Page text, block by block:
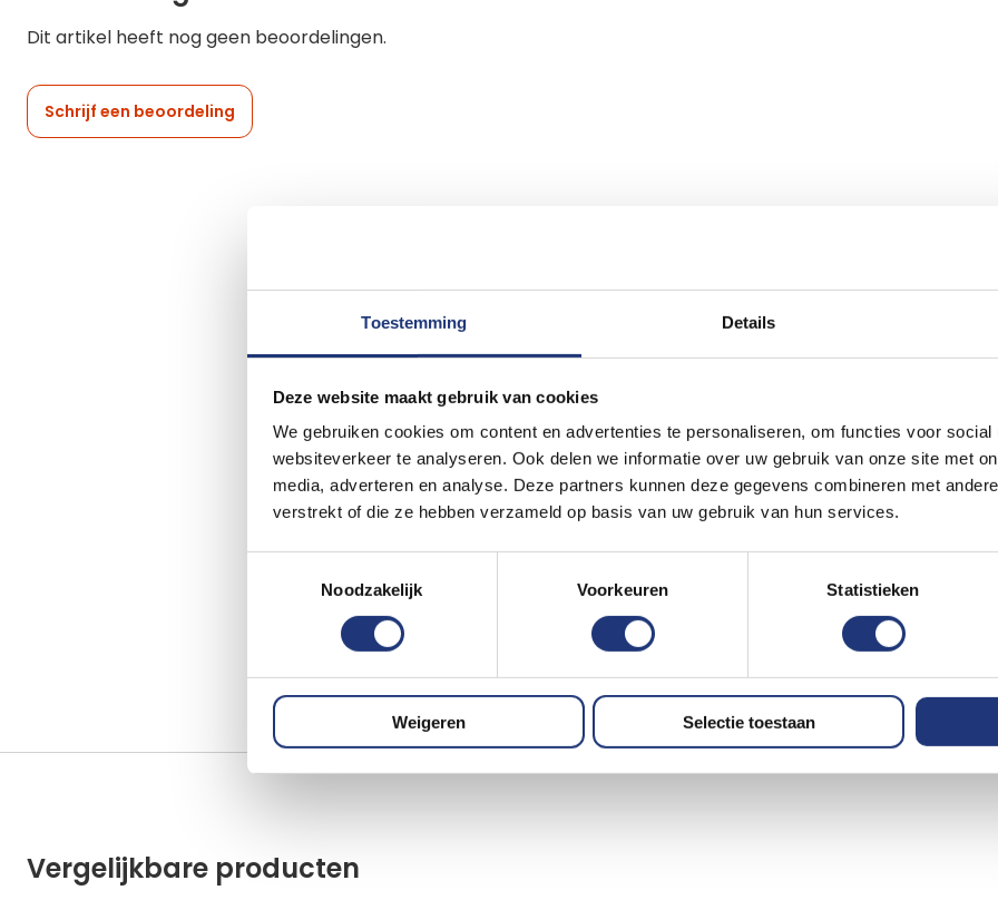
Toestemming Details
Deze website maakt gebruik van cookies
We gebruiken cookies om content en advertenties te personaliseren, om functies voor social
websiteverkeer te analyseren. Ook delen we informatie over uw gebruik van onze site met
media, adverteren en analyse. Deze partners kunnen deze gegevens combineren met
verstrekt of die ze hebben verzameld op basis van uw gebruik van hun services.
Noodzakelijk
Voorkeuren Statistieken
Weigeren Selectie toestaan
Dit artikel heeft nog geen beoordelingen.
Schrijf een beoordeling
Vergelijkbare producten